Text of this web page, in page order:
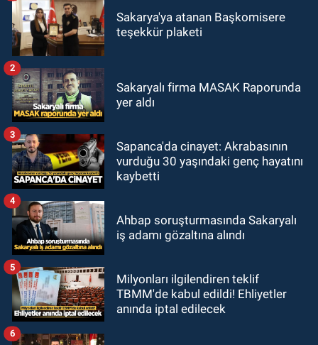
Sakarya'ya atanan Başkomisere
teşekkür plaketi
Sakaryalı firma MASAK Raporunda
yer aldı
2
Sapanca'da cinayet: Akrabasının
vurduğu 30 yaşındaki genç hayatını
kaybetti
3
Ahbap soruşturmasında Sakaryalı
iş adamı gözaltına alındı
4
Milyonları ilgilendiren teklif
TBMM'de kabul edildi! Ehliyetler
anında iptal edilecek
5
6